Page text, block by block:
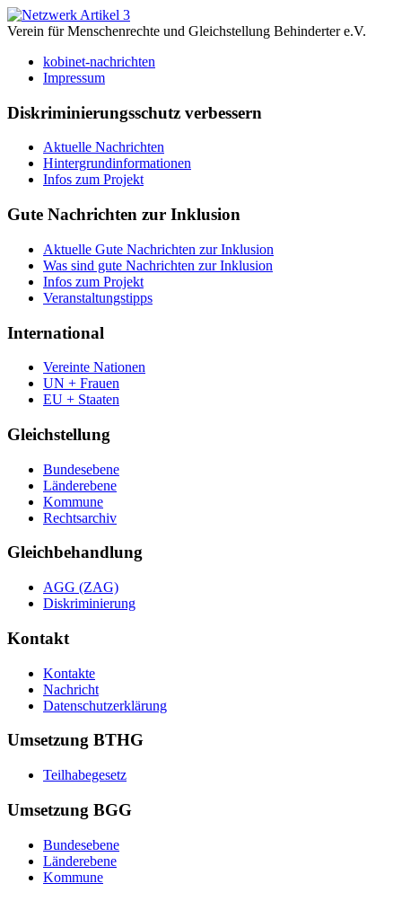
Verein für Menschenrechte und Gleichstellung Behinderter e.V.
kobinet-nachrichten
Impressum
Diskriminierungsschutz verbessern
Aktuelle Nachrichten
Hintergrundinformationen
Infos zum Projekt
Gute Nachrichten zur Inklusion
Aktuelle Gute Nachrichten zur Inklusion
Was sind gute Nachrichten zur Inklusion
Infos zum Projekt
Veranstaltungstipps
International
Vereinte Nationen
UN + Frauen
EU + Staaten
Gleichstellung
Bundesebene
Länderebene
Kommune
Rechtsarchiv
Gleichbehandlung
AGG (ZAG)
Diskriminierung
Kontakt
Kontakte
Nachricht
Datenschutzerklärung
Umsetzung BTHG
Teilhabegesetz
Umsetzung BGG
Bundesebene
Länderebene
Kommune